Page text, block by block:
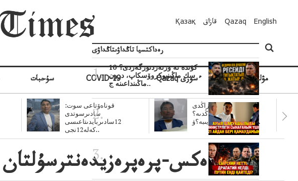
Қазақ قازاق Qazaq English
سۇحبات COVID-19 Qazaq ءسوزى مۋلتيمەديا
قوناەۆتاعى سوت:
سادىرسوتدى
12سادىربايدىتاعىسى
كەلە12نجى..
سۋبسيديالار زاڭدى
تولەنزاڭدىە؟
سوتتولەنگەناپتار ايىبە؟ۋ..
ەكس-پرەپرەزيدەنترسۇلتان
رەداكتسيا تاڭداۋىتاڭداۋى
10 كۇندە نە وزنەردىوزگەردى؟
سك ماڭىنپوكروۆسكاپ، درون
ماڭىنداعىنە ج..